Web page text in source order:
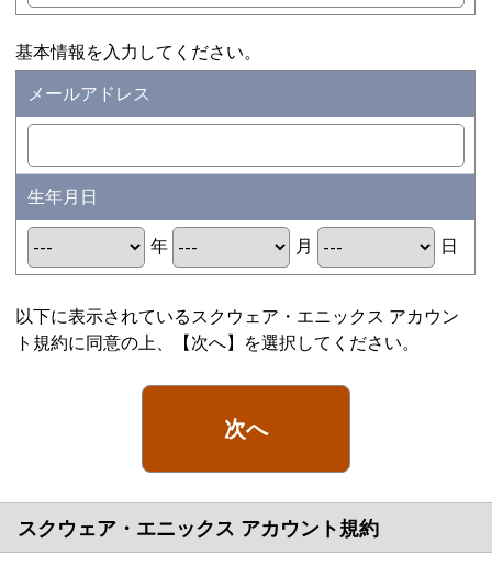
基本情報を入力してください。
メールアドレス
生年月日
年 月 日
以下に表示されているスクウェア・エニックス アカウン
ト規約に同意の上、【次へ】を選択してください。
次へ
スクウェア・エニックス アカウント規約